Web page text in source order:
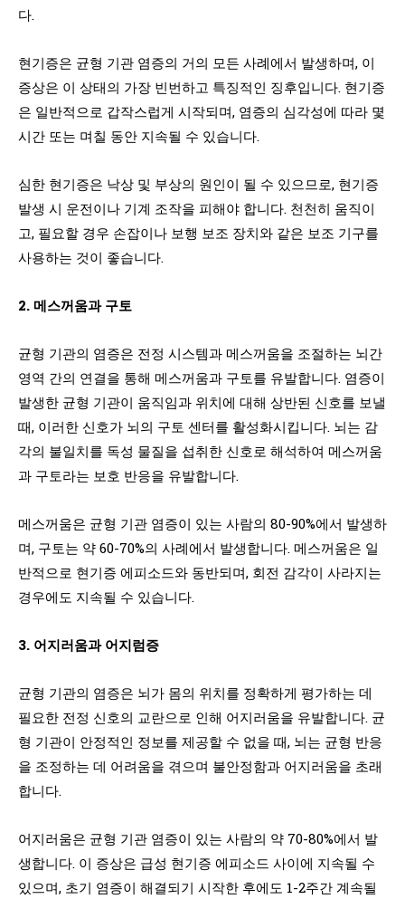
다.
현기증은 균형 기관 염증의 거의 모든 사례에서 발생하며, 이
증상은 이 상태의 가장 빈번하고 특징적인 징후입니다. 현기증
은 일반적으로 갑작스럽게 시작되며, 염증의 심각성에 따라 몇
시간 또는 며칠 동안 지속될 수 있습니다.
심한 현기증은 낙상 및 부상의 원인이 될 수 있으므로, 현기증
발생 시 운전이나 기계 조작을 피해야 합니다. 천천히 움직이
고, 필요할 경우 손잡이나 보행 보조 장치와 같은 보조 기구를
사용하는 것이 좋습니다.
2. 메스꺼움과 구토
균형 기관의 염증은 전정 시스템과 메스꺼움을 조절하는 뇌간
영역 간의 연결을 통해 메스꺼움과 구토를 유발합니다. 염증이
발생한 균형 기관이 움직임과 위치에 대해 상반된 신호를 보낼
때, 이러한 신호가 뇌의 구토 센터를 활성화시킵니다. 뇌는 감
각의 불일치를 독성 물질을 섭취한 신호로 해석하여 메스꺼움
과 구토라는 보호 반응을 유발합니다.
메스꺼움은 균형 기관 염증이 있는 사람의 80-90%에서 발생하
며, 구토는 약 60-70%의 사례에서 발생합니다. 메스꺼움은 일
반적으로 현기증 에피소드와 동반되며, 회전 감각이 사라지는
경우에도 지속될 수 있습니다.
3. 어지러움과 어지럼증
균형 기관의 염증은 뇌가 몸의 위치를 정확하게 평가하는 데
필요한 전정 신호의 교란으로 인해 어지러움을 유발합니다. 균
형 기관이 안정적인 정보를 제공할 수 없을 때, 뇌는 균형 반응
을 조정하는 데 어려움을 겪으며 불안정함과 어지러움을 초래
합니다.
어지러움은 균형 기관 염증이 있는 사람의 약 70-80%에서 발
생합니다. 이 증상은 급성 현기증 에피소드 사이에 지속될 수
있으며, 초기 염증이 해결되기 시작한 후에도 1-2주간 계속될